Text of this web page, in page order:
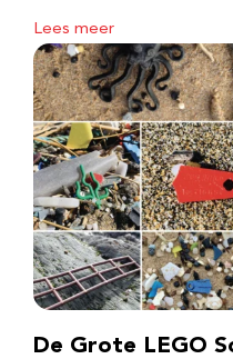
Lees meer
De Grote LEGO